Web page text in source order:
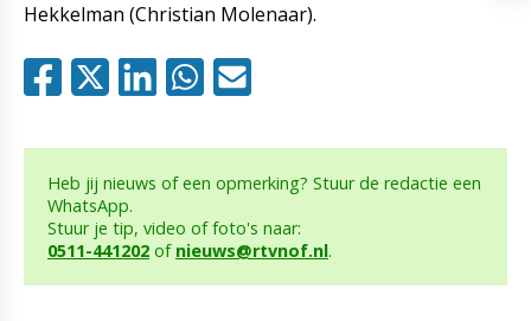
Hekkelman (Christian Molenaar).
Heb jij nieuws of een opmerking? Stuur de redactie een
WhatsApp.
Stuur je tip, video of foto's naar:
0511-441202 of nieuws@rtvnof.nl.